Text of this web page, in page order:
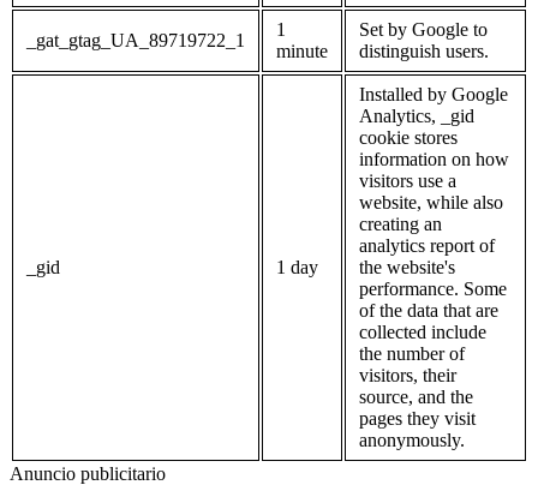
_gat_gtag_UA_89719722_1
1
minute
Set by Google to
distinguish users.
_gid 1 day
Installed by Google
Analytics, _gid
cookie stores
information on how
visitors use a
website, while also
creating an
analytics report of
the website's
performance. Some
of the data that are
collected include
the number of
visitors, their
source, and the
pages they visit
anonymously.
Anuncio publicitario